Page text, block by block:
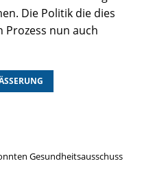
Die Politik die dies
Prozess nun auch
Gesundheitsausschuss